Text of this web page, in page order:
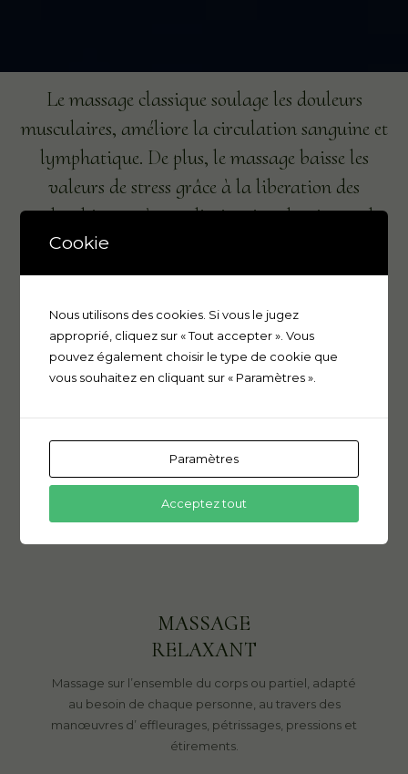
Le massage classique soulage les douleurs
musculaires, améliore la circulation sanguine et
lymphatique. De plus, le massage baisse les
valeurs de stress grâce à la liberation des
endorphines et à une diminution du niveau de
Massage plus spécifique sur une ou 2 zones du corps.
Il vise à dénouer les tensions musculaires ou
contractures et à rééquilibrer un défaut de posture. Il
est possible d’associer la pose des ventouses.
MASSAGE
RELAXANT
Massage sur l’ensemble du corps ou partiel, adapté
au besoin de chaque personne, au travers des
manœuvres d’ effleurages, pétrissages, pressions et
étirements.
Cookie
Nous utilisons des cookies. Si vous le jugez
approprié, cliquez sur « Tout accepter ». Vous
pouvez également choisir le type de cookie que
vous souhaitez en cliquant sur « Paramètres ».
Paramètres
Acceptez tout